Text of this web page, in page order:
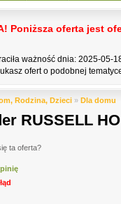
Poniższa oferta jest
ważność dnia: 2025-05-
ofert o podobnej
Rodzina, Dzieci » Dla domu
RUSSELL
ta oferta?